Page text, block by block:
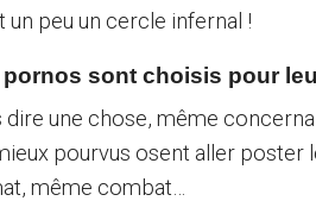
un peu un cercle infernal !
sont choisis pour
dire une chose, même
pourvus osent aller
même combat…